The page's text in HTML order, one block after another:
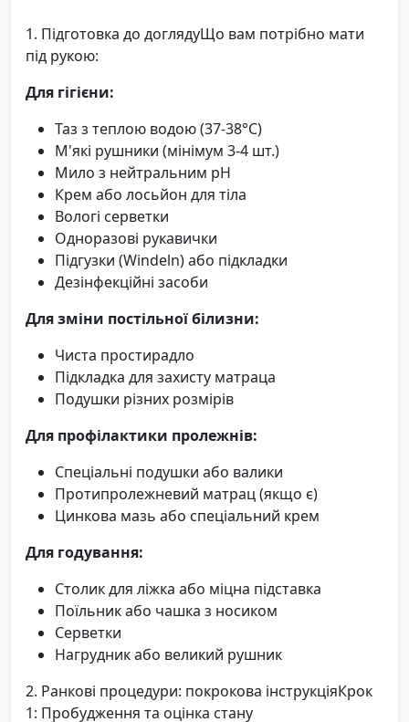
1. Підготовка до доглядуЩо вам потрібно мати
під рукою:
Для гігієни:
Таз з теплою водою (37-38°C)
М'які рушники (мінімум 3-4 шт.)
Мило з нейтральним pH
Крем або лосьйон для тіла
Вологі серветки
Одноразові рукавички
Підгузки (Windeln) або підкладки
Дезінфекційні засоби
Для зміни постільної білизни:
Чиста простирадло
Підкладка для захисту матраца
Подушки різних розмірів
Для профілактики пролежнів:
Спеціальні подушки або валики
Протипролежневий матрац (якщо є)
Цинкова мазь або спеціальний крем
Для годування:
Столик для ліжка або міцна підставка
Поїльник або чашка з носиком
Серветки
Нагрудник або великий рушник
2. Ранкові процедури: покрокова інструкціяКрок
1: Пробудження та оцінка стану